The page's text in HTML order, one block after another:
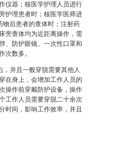
仪器；核医学护理人员进行
护理患者时；核医学医师进
物后患者的查体时；注射药
旁查体均为近距离操作，需
、防护眼镜、一次性口罩和
次数多。
并且一般穿脱需要其他人
在身上，会增加工作人员的
操作前穿戴防护设备，操作
工作人员需要穿脱二十余次
时间，影响工作效率，并且